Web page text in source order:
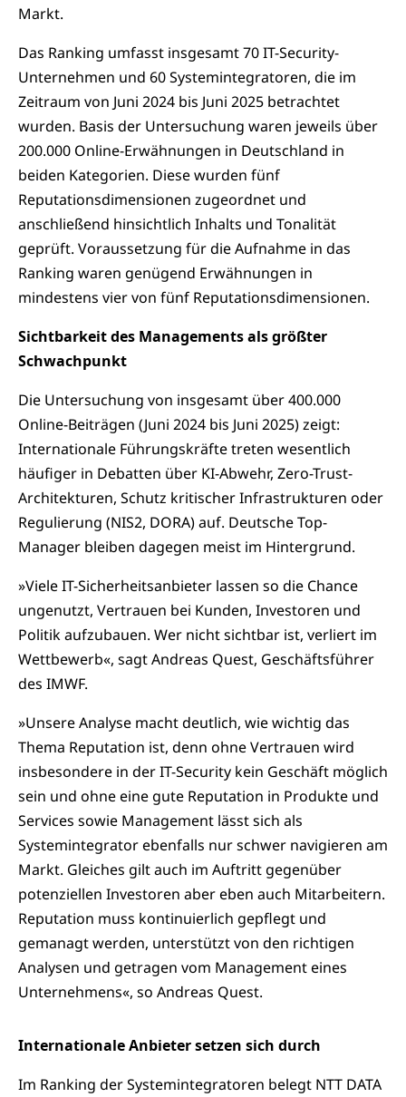
Markt.
Das Ranking umfasst insgesamt 70 IT-Security-
Unternehmen und 60 Systemintegratoren, die im
Zeitraum von Juni 2024 bis Juni 2025 betrachtet
wurden. Basis der Untersuchung waren jeweils über
200.000 Online-Erwähnungen in Deutschland in
beiden Kategorien. Diese wurden fünf
Reputationsdimensionen zugeordnet und
anschließend hinsichtlich Inhalts und Tonalität
geprüft. Voraussetzung für die Aufnahme in das
Ranking waren genügend Erwähnungen in
mindestens vier von fünf Reputationsdimensionen.
Sichtbarkeit des Managements als größter
Schwachpunkt
Die Untersuchung von insgesamt über 400.000
Online-Beiträgen (Juni 2024 bis Juni 2025) zeigt:
Internationale Führungskräfte treten wesentlich
häufiger in Debatten über KI-Abwehr, Zero-Trust-
Architekturen, Schutz kritischer Infrastrukturen oder
Regulierung (NIS2, DORA) auf. Deutsche Top-
Manager bleiben dagegen meist im Hintergrund.
»Viele IT-Sicherheitsanbieter lassen so die Chance
ungenutzt, Vertrauen bei Kunden, Investoren und
Politik aufzubauen. Wer nicht sichtbar ist, verliert im
Wettbewerb«, sagt Andreas Quest, Geschäftsführer
des IMWF.
»Unsere Analyse macht deutlich, wie wichtig das
Thema Reputation ist, denn ohne Vertrauen wird
insbesondere in der IT-Security kein Geschäft möglich
sein und ohne eine gute Reputation in Produkte und
Services sowie Management lässt sich als
Systemintegrator ebenfalls nur schwer navigieren am
Markt. Gleiches gilt auch im Auftritt gegenüber
potenziellen Investoren aber eben auch Mitarbeitern.
Reputation muss kontinuierlich gepflegt und
gemanagt werden, unterstützt von den richtigen
Analysen und getragen vom Management eines
Unternehmens«, so Andreas Quest.
Internationale Anbieter setzen sich durch
Im Ranking der Systemintegratoren belegt NTT DATA